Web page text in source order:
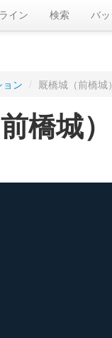
イン 検索 バ
ン / 厩橋城（前橋城
橋城